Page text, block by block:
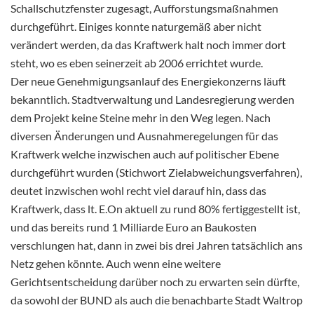
Schallschutzfenster zugesagt, Aufforstungsmaßnahmen
durchgeführt. Einiges konnte naturgemäß aber nicht
verändert werden, da das Kraftwerk halt noch immer dort
steht, wo es eben seinerzeit ab 2006 errichtet wurde.
Der neue Genehmigungsanlauf des Energiekonzerns läuft
bekanntlich. Stadtverwaltung und Landesregierung werden
dem Projekt keine Steine mehr in den Weg legen. Nach
diversen Änderungen und Ausnahmeregelungen für das
Kraftwerk welche inzwischen auch auf politischer Ebene
durchgeführt wurden (Stichwort Zielabweichungsverfahren),
deutet inzwischen wohl recht viel darauf hin, dass das
Kraftwerk, dass lt. E.On aktuell zu rund 80% fertiggestellt ist,
und das bereits rund 1 Milliarde Euro an Baukosten
verschlungen hat, dann in zwei bis drei Jahren tatsächlich ans
Netz gehen könnte. Auch wenn eine weitere
Gerichtsentscheidung darüber noch zu erwarten sein dürfte,
da sowohl der BUND als auch die benachbarte Stadt Waltrop